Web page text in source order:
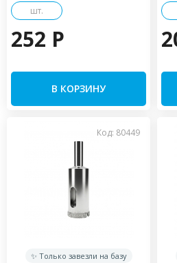
шт.
252 P
В КОРЗИНУ
Код: 80449
✨ Только завезли на базу